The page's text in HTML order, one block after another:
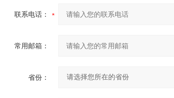
联系电话：
常用邮箱：
省份：